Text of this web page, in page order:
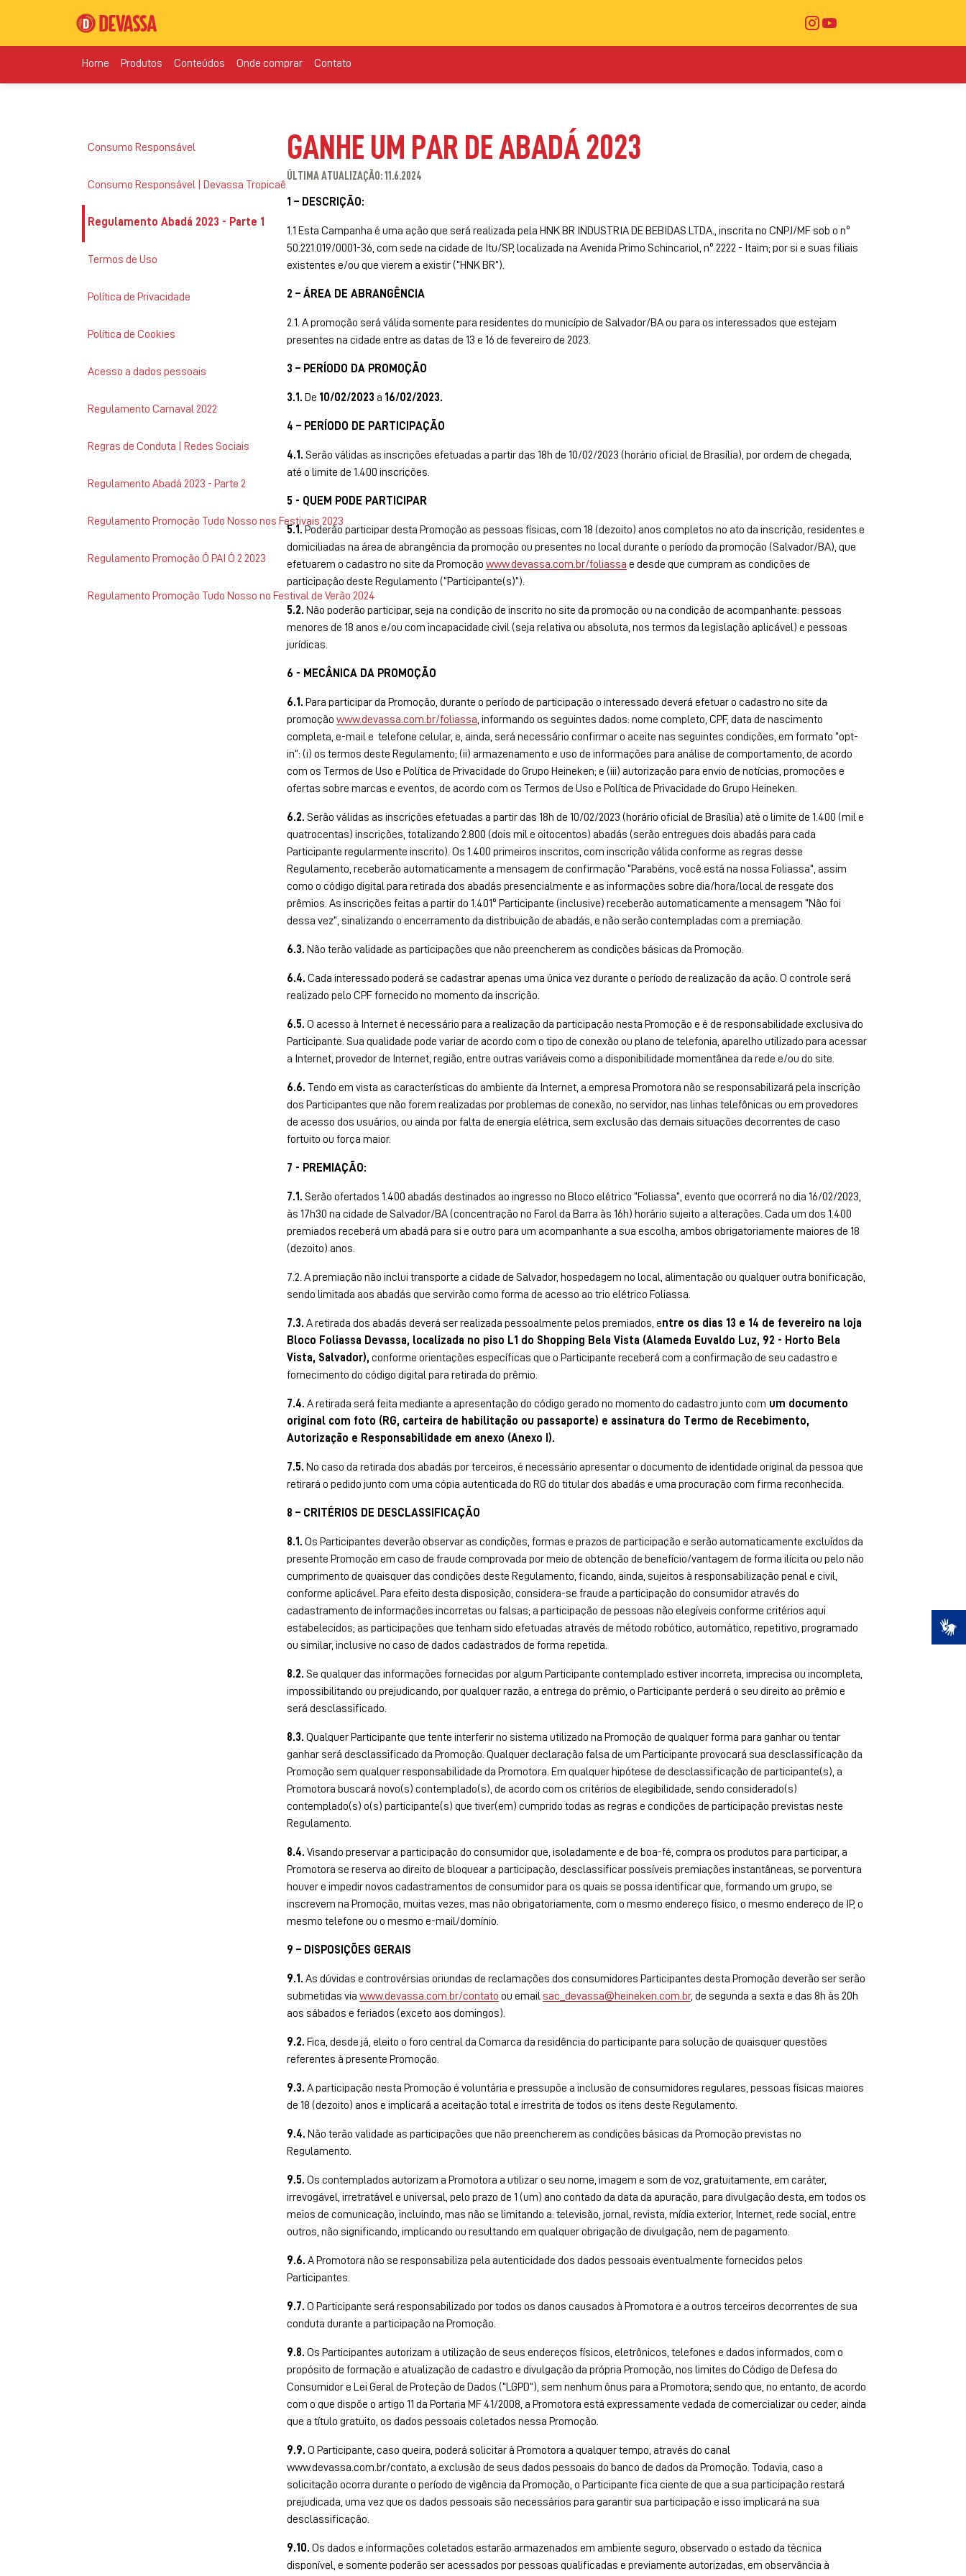
DEVASSA
APOIA O
CONSUMO
Home Produtos Conteúdos Onde comprar Contato
Consumo Responsável
Consumo Responsável | Devassa Tropicaê
Regulamento Abadá 2023 - Parte 1
Termos de Uso
Política de Privacidade
Política de Cookies
Acesso a dados pessoais
Regulamento Carnaval 2022
Regras de Conduta | Redes Sociais
Regulamento Abadá 2023 - Parte 2
Regulamento Promoção Tudo Nosso nos Festivais 2023
Regulamento Promoção Ó PAI Ó 2 2023
Regulamento Promoção Tudo Nosso no Festival de Verão 2024
GANHE UM PAR DE ABADÁ 2023
ÚLTIMA ATUALIZAÇÃO: 11.6.2024
1 – DESCRIÇÃO:
1.1 Esta Campanha é uma ação que será realizada pela HNK BR INDUSTRIA DE BEBIDAS LTDA., inscrita no CNPJ/MF sob o nº
50.221.019/0001-36, com sede na cidade de Itu/SP, localizada na Avenida Primo Schincariol, nº 2222 - Itaim; por si e suas filiais
existentes e/ou que vierem a existir (“HNK BR”).
2 – ÁREA DE ABRANGÊNCIA
2.1. A promoção será válida somente para residentes do município de Salvador/BA ou para os interessados que estejam
presentes na cidade entre as datas de 13 e 16 de fevereiro de 2023.
3 – PERÍODO DA PROMOÇÃO
3.1. De 10/02/2023 a 16/02/2023.
4 – PERÍODO DE PARTICIPAÇÃO
4.1. Serão válidas as inscrições efetuadas a partir das 18h de 10/02/2023 (horário oficial de Brasília), por ordem de chegada,
até o limite de 1.400 inscrições.
5 - QUEM PODE PARTICIPAR
5.1. Poderão participar desta Promoção as pessoas físicas, com 18 (dezoito) anos completos no ato da inscrição, residentes e
domiciliadas na área de abrangência da promoção ou presentes no local durante o período da promoção (Salvador/BA), que
efetuarem o cadastro no site da Promoção www.devassa.com.br/foliassa e desde que cumpram as condições de
participação deste Regulamento (“Participante(s)”).
5.2. Não poderão participar, seja na condição de inscrito no site da promoção ou na condição de acompanhante: pessoas
menores de 18 anos e/ou com incapacidade civil (seja relativa ou absoluta, nos termos da legislação aplicável) e pessoas
jurídicas.
6 - MECÂNICA DA PROMOÇÃO
6.1. Para participar da Promoção, durante o período de participação o interessado deverá efetuar o cadastro no site da
promoção www.devassa.com.br/foliassa , informando os seguintes dados: nome completo, CPF, data de nascimento
completa, e-mail e telefone celular, e, ainda, será necessário confirmar o aceite nas seguintes condições, em formato “opt-
in”: (i) os termos deste Regulamento; (ii) armazenamento e uso de informações para análise de comportamento, de acordo
com os Termos de Uso e Política de Privacidade do Grupo Heineken; e (iii) autorização para envio de notícias, promoções e
ofertas sobre marcas e eventos, de acordo com os Termos de Uso e Política de Privacidade do Grupo Heineken.
6.2. Serão válidas as inscrições efetuadas a partir das 18h de 10/02/2023 (horário oficial de Brasília) até o limite de 1.400 (mil e
quatrocentas) inscrições, totalizando 2.800 (dois mil e oitocentos) abadás (serão entregues dois abadás para cada
Participante regularmente inscrito). Os 1.400 primeiros inscritos, com inscrição válida conforme as regras desse
Regulamento, receberão automaticamente a mensagem de confirmação “Parabéns, você está na nossa Foliassa”, assim
como o código digital para retirada dos abadás presencialmente e as informações sobre dia/hora/local de resgate dos
prêmios. As inscrições feitas a partir do 1.401º Participante (inclusive) receberão automaticamente a mensagem “Não foi
dessa vez”, sinalizando o encerramento da distribuição de abadás, e não serão contempladas com a premiação.
6.3. Não terão validade as participações que não preencherem as condições básicas da Promoção.
6.4. Cada interessado poderá se cadastrar apenas uma única vez durante o período de realização da ação. O controle será
realizado pelo CPF fornecido no momento da inscrição.
6.5. O acesso à Internet é necessário para a realização da participação nesta Promoção e é de responsabilidade exclusiva do
Participante. Sua qualidade pode variar de acordo com o tipo de conexão ou plano de telefonia, aparelho utilizado para acessar
a Internet, provedor de Internet, região, entre outras variáveis como a disponibilidade momentânea da rede e/ou do site.
6.6. Tendo em vista as características do ambiente da Internet, a empresa Promotora não se responsabilizará pela inscrição
dos Participantes que não forem realizadas por problemas de conexão, no servidor, nas linhas telefônicas ou em provedores
de acesso dos usuários, ou ainda por falta de energia elétrica, sem exclusão das demais situações decorrentes de caso
fortuito ou força maior.
7 - PREMIAÇÃO:
7.1. Serão ofertados 1.400 abadás destinados ao ingresso no Bloco elétrico “Foliassa”, evento que ocorrerá no dia 16/02/2023,
às 17h30 na cidade de Salvador/BA (concentração no Farol da Barra às 16h) horário sujeito a alterações . Cada um dos 1.400
premiados receberá um abadá para si e outro para um acompanhante a sua escolha, ambos obrigatoriamente maiores de 18
(dezoito) anos.
7.2. A premiação não inclui transporte a cidade de Salvador, hospedagem no local, alimentação ou qualquer outra bonificação,
sendo limitada aos abadás que servirão como forma de acesso ao trio elétrico Foliassa.
7.3. A retirada dos abadás deverá ser realizada pessoalmente pelos premiados, entre os dias 13 e 14 de fevereiro na loja
Bloco Foliassa Devassa, localizada no piso L1 do Shopping Bela Vista (Alameda Euvaldo Luz, 92 - Horto Bela
Vista, Salvador), conforme orientações específicas que o Participante receberá com a confirmação de seu cadastro e
fornecimento do código digital para retirada do prêmio.
7.4. A retirada será feita mediante a apresentação do código gerado no momento do cadastro junto com um documento
original com foto (RG, carteira de habilitação ou passaporte) e assinatura do Termo de Recebimento,
Autorização e Responsabilidade em anexo (Anexo I).
7.5. No caso da retirada dos abadás por terceiros, é necessário apresentar o documento de identidade original da pessoa que
retirará o pedido junto com uma cópia autenticada do RG do titular dos abadás e uma procuração com firma reconhecida.
8 – CRITÉRIOS DE DESCLASSIFICAÇÃO
8.1. Os Participantes deverão observar as condições, formas e prazos de participação e serão automaticamente excluídos da
presente Promoção em caso de fraude comprovada por meio de obtenção de benefício/vantagem de forma ilícita ou pelo não
cumprimento de quaisquer das condições deste Regulamento, ficando, ainda, sujeitos à responsabilização penal e civil,
conforme aplicável. Para efeito desta disposição, considera-se fraude a participação do consumidor através do
cadastramento de informações incorretas ou falsas; a participação de pessoas não elegíveis conforme critérios aqui
estabelecidos; as participações que tenham sido efetuadas através de método robótico, automático, repetitivo, programado
ou similar, inclusive no caso de dados cadastrados de forma repetida.
8.2. Se qualquer das informações fornecidas por algum Participante contemplado estiver incorreta, imprecisa ou incompleta,
impossibilitando ou prejudicando, por qualquer razão, a entrega do prêmio, o Participante perderá o seu direito ao prêmio e
será desclassificado.
8.3. Qualquer Participante que tente interferir no sistema utilizado na Promoção de qualquer forma para ganhar ou tentar
ganhar será desclassificado da Promoção. Qualquer declaração falsa de um Participante provocará sua desclassificação da
Promoção sem qualquer responsabilidade da Promotora. Em qualquer hipótese de desclassificação de participante(s), a
Promotora buscará novo(s) contemplado(s), de acordo com os critérios de elegibilidade, sendo considerado(s)
contemplado(s) o(s) participante(s) que tiver(em) cumprido todas as regras e condições de participação previstas neste
Regulamento.
8.4. Visando preservar a participação do consumidor que, isoladamente e de boa-fé, compra os produtos para participar, a
Promotora se reserva ao direito de bloquear a participação, desclassificar possíveis premiações instantâneas, se porventura
houver e impedir novos cadastramentos de consumidor para os quais se possa identificar que, formando um grupo, se
inscrevem na Promoção, muitas vezes, mas não obrigatoriamente, com o mesmo endereço físico, o mesmo endereço de IP, o
mesmo telefone ou o mesmo e-mail/domínio.
9 – DISPOSIÇÕES GERAIS
9.1. As dúvidas e controvérsias oriundas de reclamações dos consumidores Participantes desta Promoção deverão ser serão
submetidas via www.devassa.com.br/contato ou email sac_devassa@heineken.com.br, de segunda a sexta e das 8h às 20h
aos sábados e feriados (exceto aos domingos).
9.2. Fica, desde já, eleito o foro central da Comarca da residência do participante para solução de quaisquer questões
referentes à presente Promoção.
9.3. A participação nesta Promoção é voluntária e pressupõe a inclusão de consumidores regulares, pessoas físicas maiores
de 18 (dezoito) anos e implicará a aceitação total e irrestrita de todos os itens deste Regulamento.
9.4. Não terão validade as participações que não preencherem as condições básicas da Promoção previstas no
Regulamento.
9.5. Os contemplados autorizam a Promotora a utilizar o seu nome, imagem e som de voz, gratuitamente, em caráter,
irrevogável, irretratável e universal, pelo prazo de 1 (um) ano contado da data da apuração, para divulgação desta, em todos os
meios de comunicação, incluindo, mas não se limitando a: televisão, jornal, revista, mídia exterior, Internet, rede social, entre
outros, não significando, implicando ou resultando em qualquer obrigação de divulgação, nem de pagamento.
9.6. A Promotora não se responsabiliza pela autenticidade dos dados pessoais eventualmente fornecidos pelos
Participantes.
9.7. O Participante será responsabilizado por todos os danos causados à Promotora e a outros terceiros decorrentes de sua
conduta durante a participação na Promoção.
9.8. Os Participantes autorizam a utilização de seus endereços físicos, eletrônicos, telefones e dados informados, com o
propósito de formação e atualização de cadastro e divulgação da própria Promoção, nos limites do Código de Defesa do
Consumidor e Lei Geral de Proteção de Dados (“LGPD”), sem nenhum ônus para a Promotora; sendo que, no entanto, de acordo
com o que dispõe o artigo 11 da Portaria MF 41/2008, a Promotora está expressamente vedada de comercializar ou ceder, ainda
que a título gratuito, os dados pessoais coletados nessa Promoção.
9.9. O Participante, caso queira, poderá solicitar à Promotora a qualquer tempo, através do canal
www.devassa.com.br/contato, a exclusão de seus dados pessoais do banco de dados da Promoção. Todavia, caso a
solicitação ocorra durante o período de vigência da Promoção, o Participante fica ciente de que a sua participação restará
prejudicada, uma vez que os dados pessoais são necessários para garantir sua participação e isso implicará na sua
desclassificação.
9.10. Os dados e informações coletados estarão armazenados em ambiente seguro, observado o estado da técnica
disponível, e somente poderão ser acessados por pessoas qualificadas e previamente autorizadas, em observância à